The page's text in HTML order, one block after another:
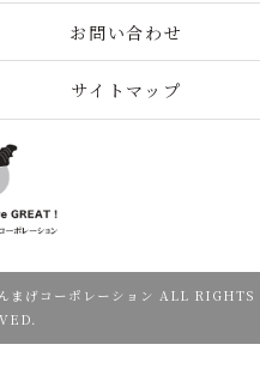
お問い合わせ
サイトマップ
まげコーポレーション ALL RIGHTS